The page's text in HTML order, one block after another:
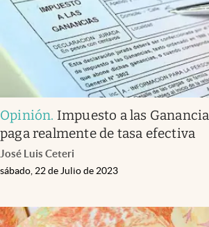
Opinión. Impuesto a las
paga realmente de tasa efectiva
José Luis Ceteri
sábado, 22 de Julio de 2023